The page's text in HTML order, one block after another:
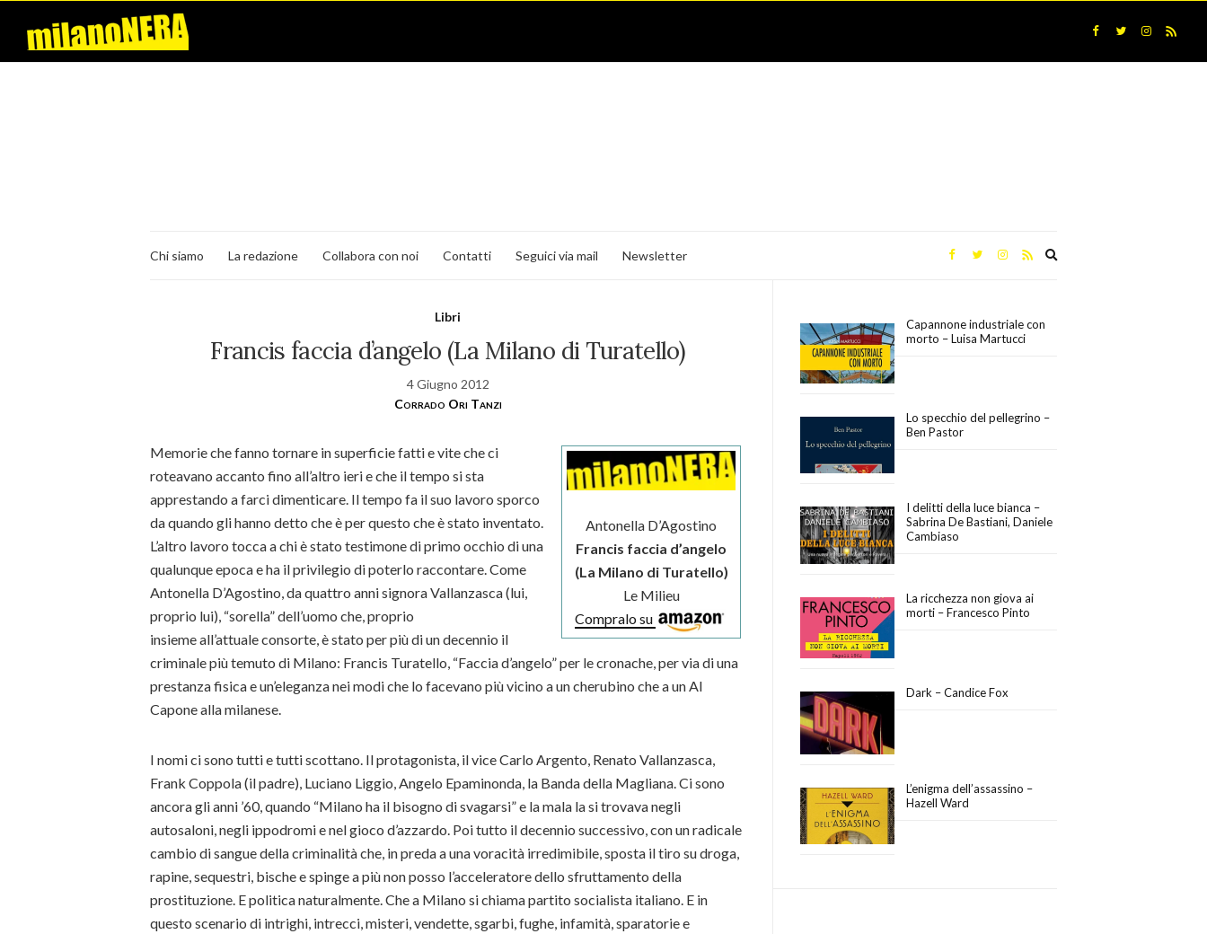
Chi siamo La redazione Collabora con noi Contatti Seguici via mail Newsletter
Libri
Francis faccia d’angelo (La Milano di Turatello)
4 Giugno 2012
Corrado Ori Tanzi
Antonella D’Agostino
Francis faccia d’angelo
(La Milano di Turatello)
Le Milieu
Compralo su
Memorie che fanno tornare in superficie fatti e vite che ci
roteavano accanto fino all’altro ieri e che il tempo si sta
apprestando a farci dimenticare. Il tempo fa il suo lavoro sporco
da quando gli hanno detto che è per questo che è stato inventato.
L’altro lavoro tocca a chi è stato testimone di primo occhio di una
qualunque epoca e ha il privilegio di poterlo raccontare. Come
Antonella D’Agostino, da quattro anni signora Vallanzasca (lui,
proprio lui), “sorella” dell’uomo che, proprio
insieme all’attuale consorte, è stato per più di un decennio il
criminale più temuto di Milano: Francis Turatello, “Faccia d’angelo” per le cronache, per via di una
prestanza fisica e un’eleganza nei modi che lo facevano più vicino a un cherubino che a un Al
Capone alla milanese.
I nomi ci sono tutti e tutti scottano. Il protagonista, il vice Carlo Argento, Renato Vallanzasca,
Frank Coppola (il padre), Luciano Liggio, Angelo Epaminonda, la Banda della Magliana. Ci sono
ancora gli anni ’60, quando “Milano ha il bisogno di svagarsi” e la mala la si trovava negli
autosaloni, negli ippodromi e nel gioco d’azzardo. Poi tutto il decennio successivo, con un radicale
cambio di sangue della criminalità che, in preda a una voracità irredimibile, sposta il tiro su droga,
rapine, sequestri, bische e spinge a più non posso l’acceleratore dello sfruttamento della
prostituzione. E politica naturalmente. Che a Milano si chiama partito socialista italiano. E in
questo scenario di intrighi, intrecci, misteri, vendette, sgarbi, fughe, infamità, sparatorie e
Capannone industriale con
morto – Luisa Martucci
Lo specchio del pellegrino –
Ben Pastor
I delitti della luce bianca –
Sabrina De Bastiani, Daniele
Cambiaso
La ricchezza non giova ai
morti – Francesco Pinto
Dark – Candice Fox
L’enigma dell’assassino –
Hazell Ward